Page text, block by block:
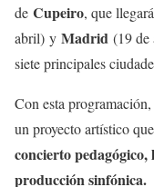
de Cupeiro, que
abril) y Madrid (19 de
siete principales
Con esta programación,
un proyecto artístico que
concierto
producción sinfónica.